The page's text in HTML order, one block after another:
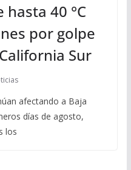
40 °C
por golpe
Sur
afectando a Baja
días de agosto,
los